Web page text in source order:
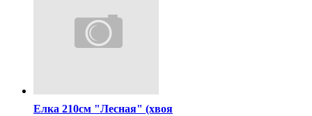
Елка 210см "Лесная" (хвоя